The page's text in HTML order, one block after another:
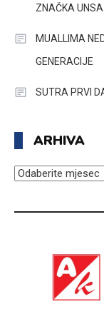
ZNAČKA
MUALLIMA
GENERACIJE
SUTRA PRVI
ARHIVA
ARHIVA